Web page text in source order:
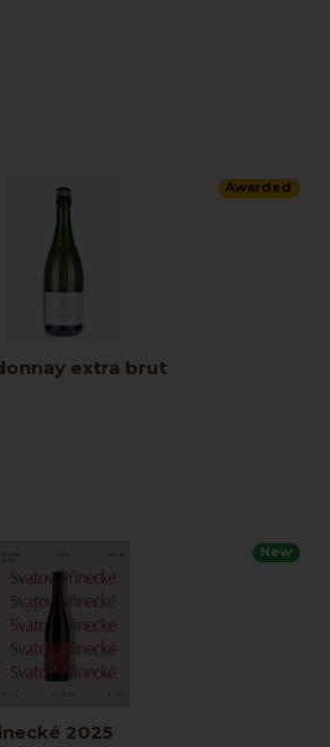
Awarded
extra brut
New
2025